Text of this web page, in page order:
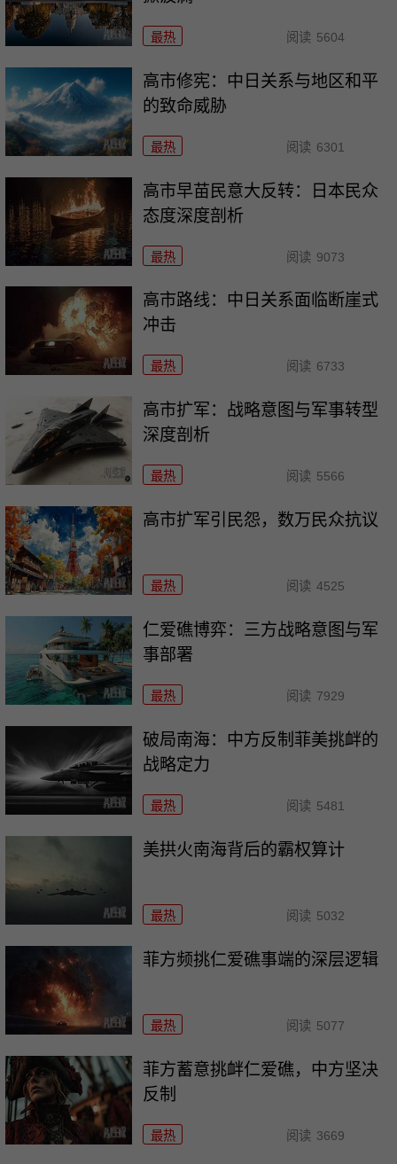
最热 阅读 5604
高市修宪：中日关系与地区和平
的致命威胁
最热 阅读 6301
高市早苗民意大反转：日本民众
态度深度剖析
最热 阅读 9073
高市路线：中日关系面临断崖式
冲击
最热 阅读 6733
高市扩军：战略意图与军事转型
深度剖析
最热 阅读 5566
高市扩军引民怨，数万民众抗议
最热 阅读 4525
仁爱礁博弈：三方战略意图与军
事部署
最热 阅读 7929
破局南海：中方反制菲美挑衅的
战略定力
最热 阅读 5481
美拱火南海背后的霸权算计
最热 阅读 5032
菲方频挑仁爱礁事端的深层逻辑
最热 阅读 5077
菲方蓄意挑衅仁爱礁，中方坚决
反制
最热 阅读 3669